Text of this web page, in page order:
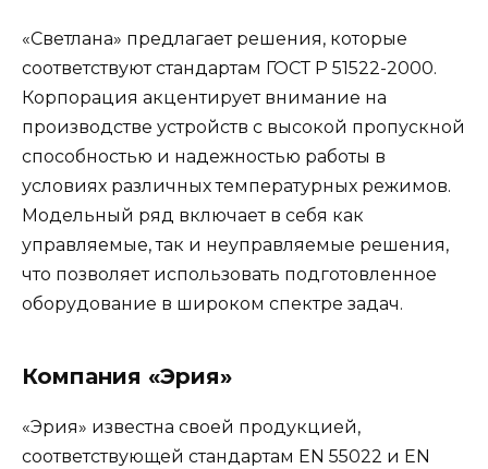
«Светлана» предлагает решения, которые
соответствуют стандартам ГОСТ Р 51522-2000.
Корпорация акцентирует внимание на
производстве устройств с высокой пропускной
способностью и надежностью работы в
условиях различных температурных режимов.
Модельный ряд включает в себя как
управляемые, так и неуправляемые решения,
что позволяет использовать подготовленное
оборудование в широком спектре задач.
Компания «Эрия»
«Эрия» известна своей продукцией,
соответствующей стандартам EN 55022 и EN